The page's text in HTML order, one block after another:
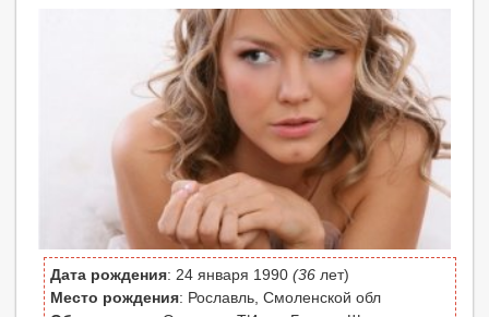
Дата рождения: 24 января 1990 (36 лет)
Место рождения: Рославль, Смоленской обл